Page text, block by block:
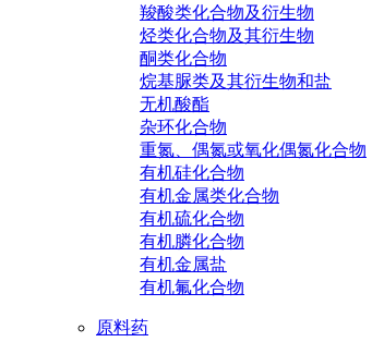
羧酸类化合物及衍生物
烃类化合物及其衍生物
酮类化合物
烷基脲类及其衍生物和盐
无机酸酯
杂环化合物
重氮、偶氮或氧化偶氮化合物
有机硅化合物
有机金属类化合物
有机硫化合物
有机膦化合物
有机金属盐
有机氟化合物
原料药